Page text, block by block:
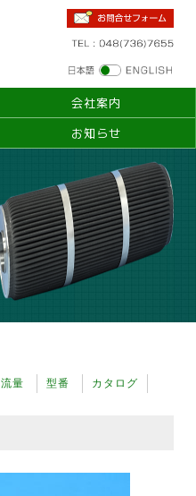
会社案内
お知らせ
流量 型番 カタログ